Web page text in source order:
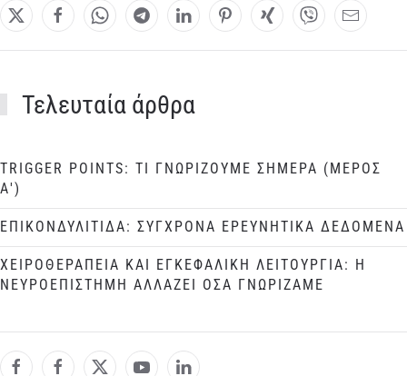
Τελευταία άρθρα
TRIGGER POINTS: ΤΙ ΓΝΩΡΙΖΟΥΜΕ ΣΗΜΕΡΑ (ΜΕΡΟΣ
Α')
ΕΠΙΚΟΝΔΥΛΙΤΙΔΑ: ΣΥΓΧΡΟΝΑ ΕΡΕΥΝΗΤΙΚΑ ΔΕΔΟΜΕΝΑ
ΧΕΙΡΟΘΕΡΑΠΕΙΑ ΚΑΙ ΕΓΚΕΦΑΛΙΚΗ ΛΕΙΤΟΥΡΓΙΑ: Η
ΝΕΥΡΟΕΠΙΣΤΗΜΗ ΑΛΛΑΖΕΙ ΟΣΑ ΓΝΩΡΙΖΑΜΕ